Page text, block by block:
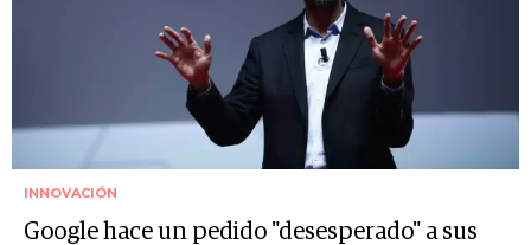
INNOVACIÓN
Google hace un pedido "desesperado" a sus